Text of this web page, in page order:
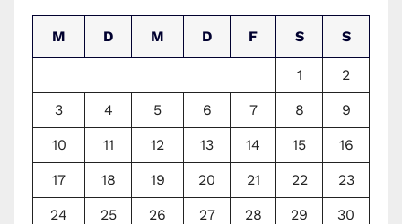
M D M D F S S
1 2
3 4 5 6 7 8 9
10 11 12 13 14 15 16
17 18 19 20 21 22 23
24 25 26 27 28 29 30